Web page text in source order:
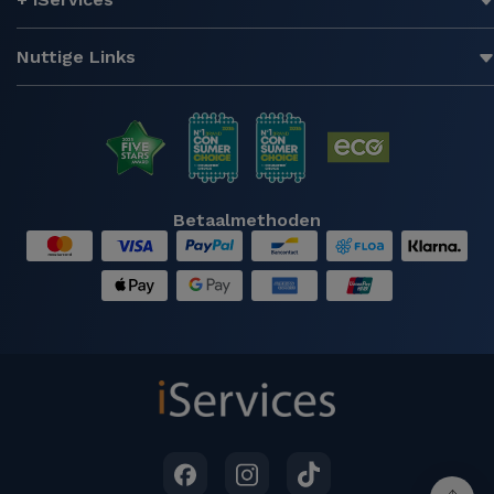
Nuttige Links
Betaalmethoden